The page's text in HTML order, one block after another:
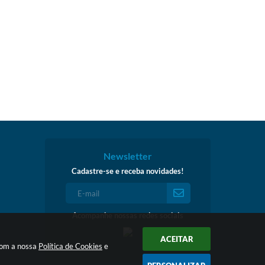
a nossa Política de Cookies e
ACEITAR
Newsletter
Cadastre-se e receba novidades!
Acompanhe nossas redes sociais